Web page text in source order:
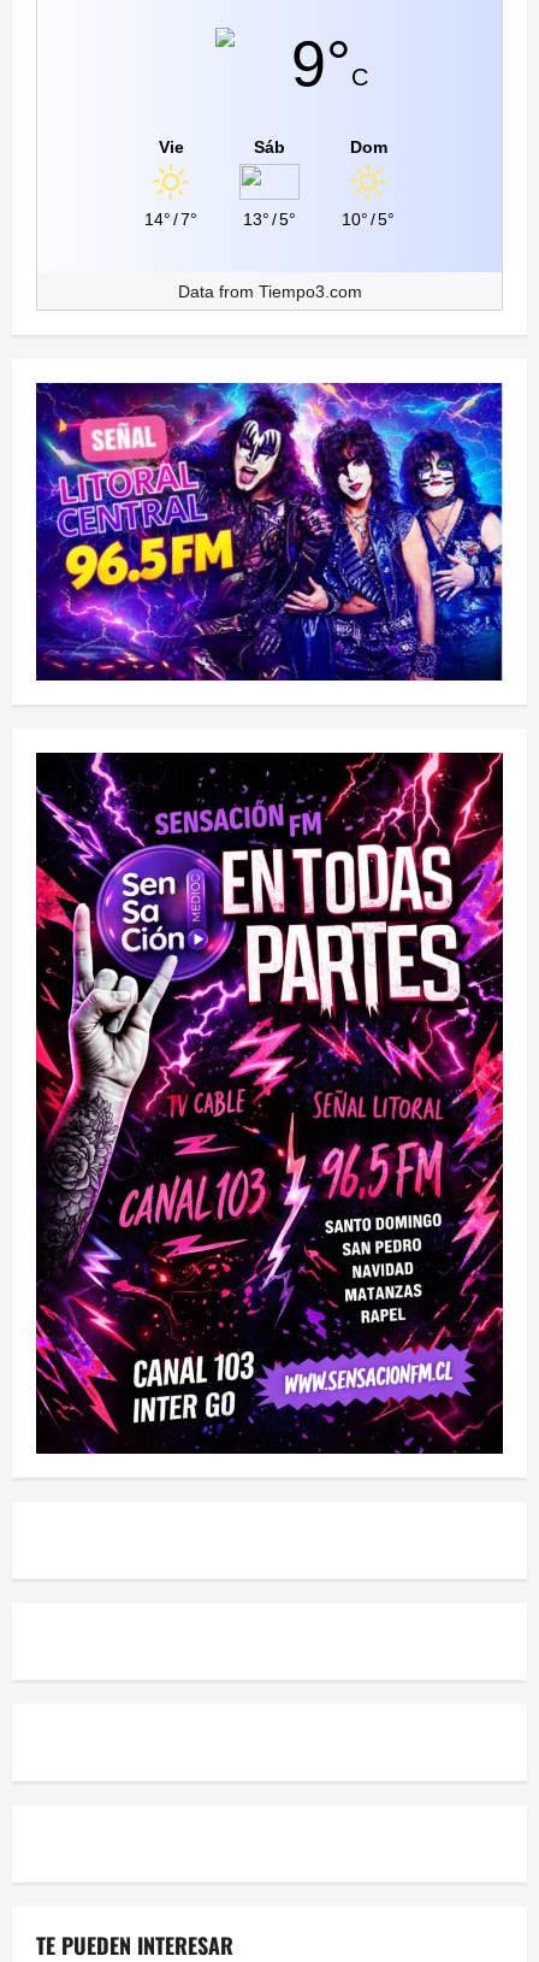
9°C
Vie
14°/7°
Sáb
13°/5°
Dom
10°/5°
Data from Tiempo3.com
TE PUEDEN INTERESAR